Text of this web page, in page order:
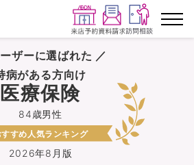
ングから探す
比較する
社から探す
ザーに選ばれた ／
2026年8月版
84歳男性
病がある方向け
医療保険
すすめ人気ランキング